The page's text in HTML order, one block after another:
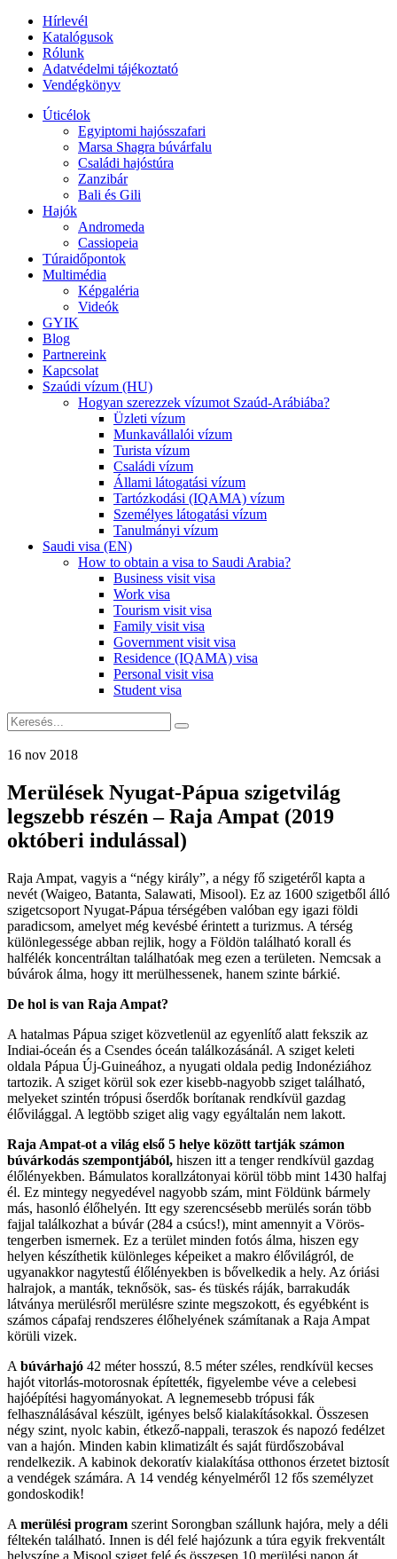
Hírlevél
Katalógusok
Rólunk
Adatvédelmi tájékoztató
Vendégkönyv
Úticélok
Egyiptomi hajósszafari
Marsa Shagra búvárfalu
Családi hajóstúra
Zanzibár
Bali és Gili
Hajók
Andromeda
Cassiopeia
Túraidőpontok
Multimédia
Képgaléria
Videók
GYIK
Blog
Partnereink
Kapcsolat
Szaúdi vízum (HU)
Hogyan szerezzek vízumot Szaúd-Arábiába?
Üzleti vízum
Munkavállalói vízum
Turista vízum
Családi vízum
Állami látogatási vízum
Tartózkodási (IQAMA) vízum
Személyes látogatási vízum
Tanulmányi vízum
Saudi visa (EN)
How to obtain a visa to Saudi Arabia?
Business visit visa
Work visa
Tourism visit visa
Family visit visa
Government visit visa
Residence (IQAMA) visa
Personal visit visa
Student visa
16 nov 2018
Merülések Nyugat-Pápua szigetvilág
legszebb részén – Raja Ampat (2019
októberi indulással)
Raja Ampat, vagyis a “négy király”, a négy fő szigetéről kapta a
nevét (Waigeo, Batanta, Salawati, Misool). Ez az 1600 szigetből álló
szigetcsoport Nyugat-Pápua térségében valóban egy igazi földi
paradicsom, amelyet még kevésbé érintett a turizmus. A térség
különlegessége abban rejlik, hogy a Földön található korall és
halfélék koncentráltan találhatóak meg ezen a területen. Nemcsak a
búvárok álma, hogy itt merülhessenek, hanem szinte bárkié.
De hol is van Raja Ampat?
A hatalmas Pápua sziget közvetlenül az egyenlítő alatt fekszik az
Indiai-óceán és a Csendes óceán találkozásánál. A sziget keleti
oldala Pápua Új-Guineához, a nyugati oldala pedig Indonéziához
tartozik. A sziget körül sok ezer kisebb-nagyobb sziget található,
melyeket szintén trópusi őserdők borítanak rendkívül gazdag
élővilággal. A legtöbb sziget alig vagy egyáltalán nem lakott.
Raja Ampat-ot a világ első 5 helye között tartják számon
búvárkodás szempontjából, hiszen itt a tenger rendkívül gazdag
élőlényekben. Bámulatos korallzátonyai körül több mint 1430 halfaj
él. Ez mintegy negyedével nagyobb szám, mint Földünk bármely
más, hasonló élőhelyén. Itt egy szerencsésebb merülés során több
fajjal találkozhat a búvár (284 a csúcs!), mint amennyit a Vörös-
tengerben ismernek. Ez a terület minden fotós álma, hiszen egy
helyen készíthetik különleges képeiket a makro élővilágról, de
ugyanakkor nagytestű élőlényekben is bővelkedik a hely. Az óriási
halrajok, a manták, teknősök, sas- és tüskés ráják, barrakudák
látványa merülésről merülésre szinte megszokott, és egyébként is
számos cápafaj rendszeres élőhelyének számítanak a Raja Ampat
körüli vizek.
A búvárhajó 42 méter hosszú, 8.5 méter széles, rendkívül kecses
hajót vitorlás-motorosnak építették, figyelembe véve a celebesi
hajóépítési hagyományokat. A legnemesebb trópusi fák
felhasználásával készült, igényes belső kialakításokkal. Összesen
négy szint, nyolc kabin, étkező-nappali, teraszok és napozó fedélzet
van a hajón. Minden kabin klimatizált és saját fürdőszobával
rendelkezik. A kabinok dekoratív kialakítása otthonos érzetet biztosít
a vendégek számára. A 14 vendég kényelméről 12 fős személyzet
gondoskodik!
A merülési program szerint Sorongban szállunk hajóra, mely a déli
féltekén található. Innen is dél felé hajózunk a túra egyik frekventált
helyszíne a Misool sziget felé és összesen 10 merülési napon át